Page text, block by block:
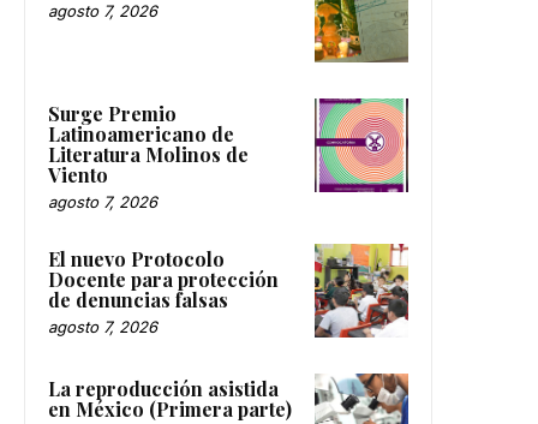
agosto 7, 2026
Surge Premio
Latinoamericano de
Literatura Molinos de
Viento
agosto 7, 2026
El nuevo Protocolo
Docente para protección
de denuncias falsas
agosto 7, 2026
La reproducción asistida
en México (Primera parte)